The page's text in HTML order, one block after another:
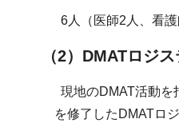
6人（医師2人、看
（2）DMATロジ
現地のDMAT活動を
を修了したDMATロ